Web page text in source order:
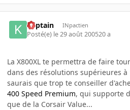
Kaptain INpactien
Posté(e) le 29 août 200520 a
La X800XL te permettra de faire
dans des résolutions supérieures à
saurais que trop te conseiller
400 Speed Premium, qui supporte
que de la Corsair Value...